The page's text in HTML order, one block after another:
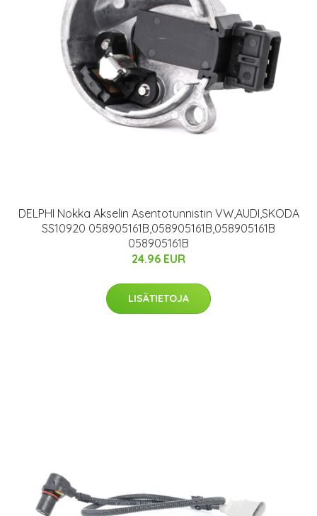
DELPHI Nokka Akselin Asentotunnistin VW,AUDI,SKODA
SS10920 058905161B,058905161B,058905161B
058905161B
24.96 EUR
LISÄTIETOJA